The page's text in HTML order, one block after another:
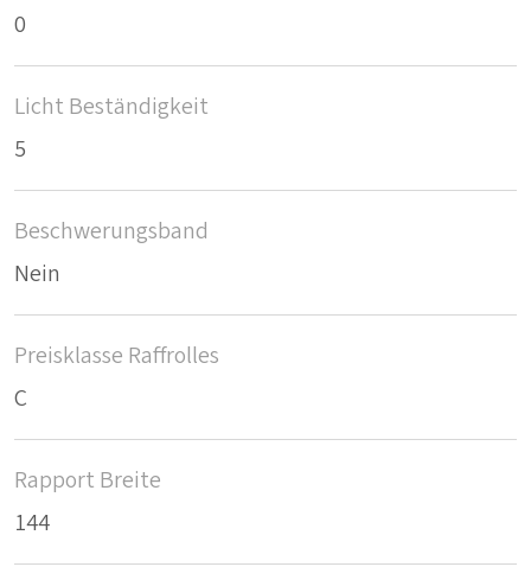
0
Licht Beständigkeit
5
Beschwerungsband
Nein
Preisklasse Raffrolles
C
Rapport Breite
144